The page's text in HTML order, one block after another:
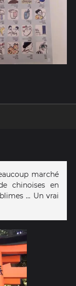
marché
chinoises en
... Un vrai